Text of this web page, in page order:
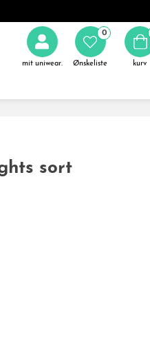
mit uniwear. Ønskeliste
0
kurv
sort